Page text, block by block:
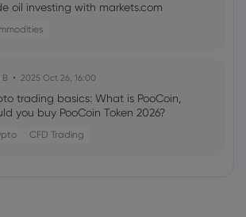
oil investing with markets.com
B 2025 Oct 26, 16:00
trading basics: What is PooCoin,
you buy PooCoin Token 2026?
CFD Trading